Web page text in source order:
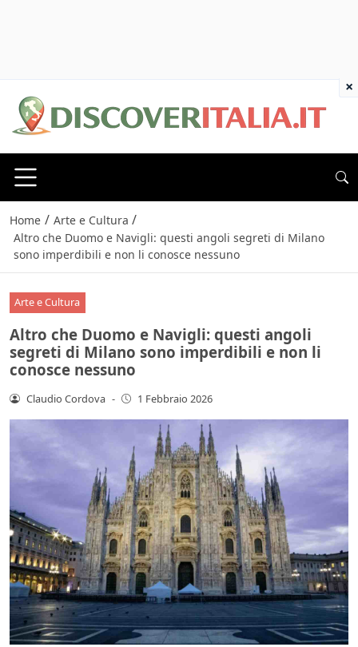
Home / Arte e Cultura /
Altro che Duomo e Navigli: questi angoli segreti di Milano
sono imperdibili e non li conosce nessuno
Arte e Cultura
Altro che Duomo e Navigli: questi angoli
segreti di Milano sono imperdibili e non li
conosce nessuno
Claudio Cordova - 1 Febbraio 2026
×